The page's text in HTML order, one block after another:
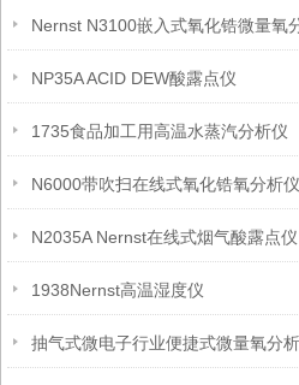
NP35A ACID DEW酸露点仪
1735食品加工用高温水蒸汽分析仪
N6000带吹扫在线式氧化锆氧分析仪
N2035A Nernst在线式烟气酸露点仪
1938Nernst高温湿度仪
抽气式微电子行业便捷式微量氧分